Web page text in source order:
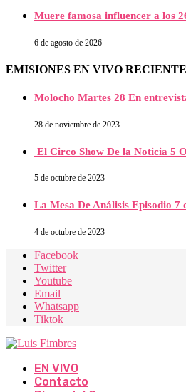
Muere famosa influencer a los
6 de agosto de 2026
EMISIONES EN VIVO
Molocho Martes 28 En
28 de noviembre de 2023
El Circo Show De la Noticia 5
5 de octubre de 2023
La Mesa De Análisis Episodio
4 de octubre de 2023
Facebook
Twitter
Youtube
Email
Whatsapp
Tiktok
EN VIVO
Contacto